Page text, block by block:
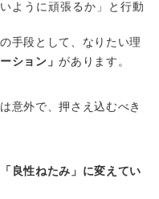
ように頑張るか」と行動
手段として、なりたい理
ション」があります。
意外で、押さえ込むべき
良性ねたみ」に変えてい